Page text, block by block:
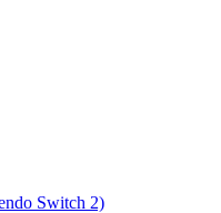
Switch 2)